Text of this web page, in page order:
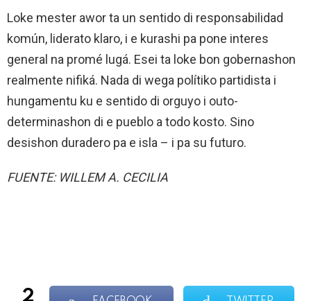
Loke mester awor ta un sentido di responsabilidad
komún, liderato klaro, i e kurashi pa pone interes
general na promé lugá. Esei ta loke bon gobernashon
realmente nifiká. Nada di wega polítiko partidista i
hungamentu ku e sentido di orguyo i outo-
determinashon di e pueblo a todo kosto. Sino
desishon duradero pa e isla – i pa su futuro.
FUENTE: WILLEM A. CECILIA
2